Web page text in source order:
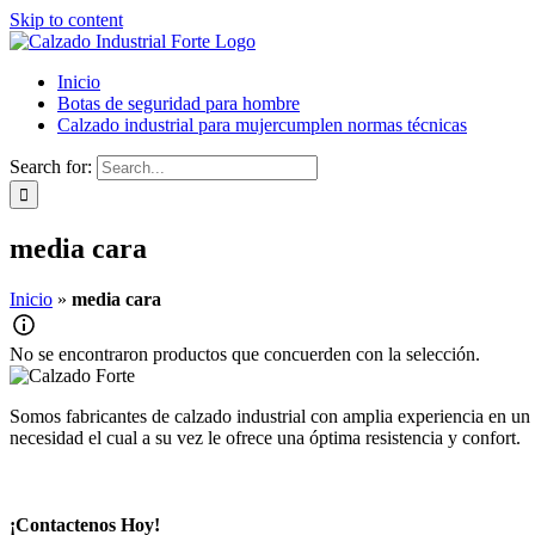
Skip to content
Inicio
Botas de seguridad para hombre
Calzado industrial para mujercumplen normas técnicas
Search for:
media cara
Inicio » media cara
No se encontraron productos que concuerden con la selección.
Somos fabricantes de calzado industrial con amplia experiencia en
necesidad el cual a su vez le ofrece una óptima resistencia y confort.
¡Contactenos Hoy!